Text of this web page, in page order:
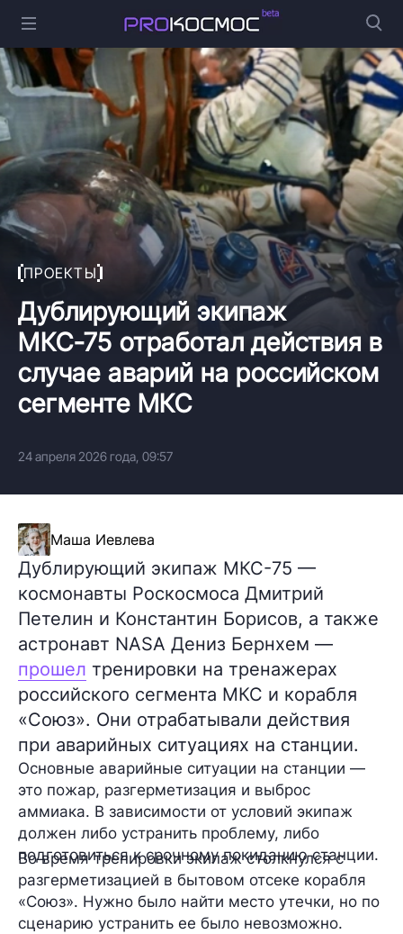
ПРОЕКТЫ
Дублирующий экипаж
МКС-75 отработал действия в
случае аварий на российском
сегменте МКС
24 апреля 2026 года, 09:57
Маша Иевлева
Дублирующий экипаж МКС-75 —
космонавты Роскосмоса Дмитрий
Петелин и Константин Борисов, а также
астронавт NASA Дениз Бернхем —
прошел тренировки на тренажерах
российского сегмента МКС и корабля
«Союз». Они отрабатывали действия
при аварийных ситуациях на станции.
Основные аварийные ситуации на станции —
это пожар, разгерметизация и выброс
аммиака. В зависимости от условий экипаж
должен либо устранить проблему, либо
подготовиться к срочному покиданию станции.
Во время тренировки экипаж столкнулся с
разгерметизацией в бытовом отсеке корабля
«Союз». Нужно было найти место утечки, но по
сценарию устранить ее было невозможно.